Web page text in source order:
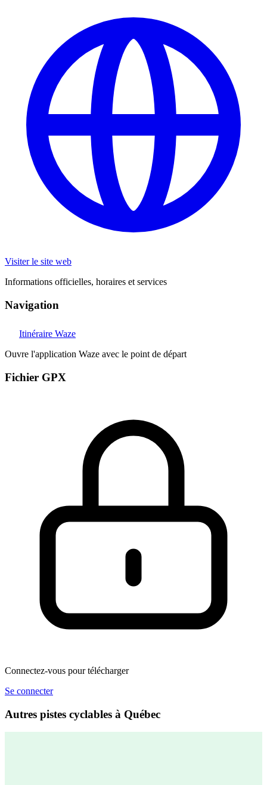
Visiter le site web
Informations officielles, horaires et services
Navigation
Itinéraire Waze
Ouvre l'application Waze avec le point de départ
Fichier GPX
Connectez-vous pour télécharger
Se connecter
Autres pistes cyclables à Québec